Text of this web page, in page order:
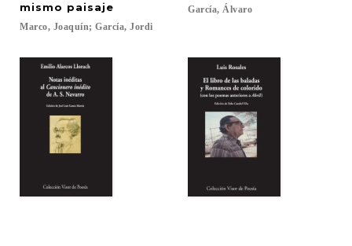
mismo paisaje
Marco, Joaquín; García, Jordi
García, Álvaro